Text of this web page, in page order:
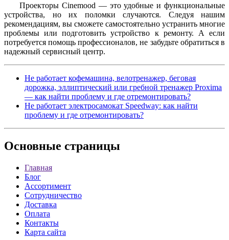
Проекторы Cinemood — это удобные и функциональные
устройства, но их поломки случаются. Следуя нашим
рекомендациям, вы сможете самостоятельно устранить многие
проблемы или подготовить устройство к ремонту. А если
потребуется помощь профессионалов, не забудьте обратиться в
надежный сервисный центр.
Не работает кофемашина, велотренажер, беговая
дорожка, эллиптический или гребной тренажер Proxima
— как найти проблему и где отремонтировать?
Не работает электросамокат Speedway: как найти
проблему и где отремонтировать?
Основные страницы
Главная
Блог
Ассортимент
Сотрудничество
Доставка
Оплата
Контакты
Карта сайта